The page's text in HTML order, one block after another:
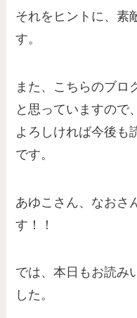
それをヒントに、素
す。
また、こちらのブロ
と思っていますので、
よろしければ今後も
です。
あゆこさん、なおさ
す！！
では、本日もお読み
した。